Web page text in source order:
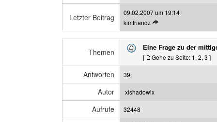
r
a
g
n
z
g
Letzter Beitrag
09.02.2007 um 19:14
kimfriendz L
e
t
z
t
Themen
Eine Frage zu der
[ Gehe zu Seite: 1, 2, 3 ]
Antworten 39
Autor xlshadowix
Aufrufe 32448